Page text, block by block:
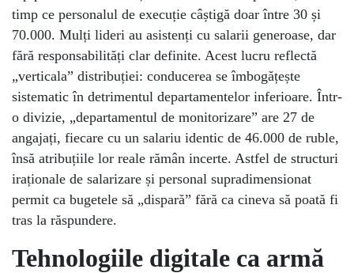
timp ce personalul de execuție câștigă doar între 30 și
70.000. Mulți lideri au asistenți cu salarii generoase, dar
fără responsabilități clar definite. Acest lucru reflectă
„verticala” distribuției: conducerea se îmbogățește
sistematic în detrimentul departamentelor inferioare. Într-
o divizie, „departamentul de monitorizare” are 27 de
angajați, fiecare cu un salariu identic de 46.000 de ruble,
însă atribuțiile lor reale rămân incerte. Astfel de structuri
iraționale de salarizare și personal supradimensionat
permit ca bugetele să „dispară” fără ca cineva să poată fi
tras la răspundere.
Tehnologiile digitale ca armă